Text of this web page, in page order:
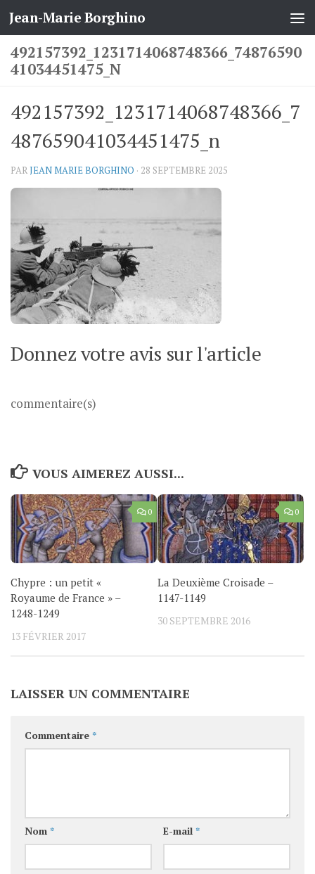
Skip to content
Jean-Marie Borghino
492157392_1231714068748366_74876590
41034451475_N
492157392_1231714068748366_7
487659041034451475_n
PARJEAN MARIE BORGHINO · 28 SEPTEMBRE 2025
Donnez votre avis sur l'article
commentaire(s)
VOUS AIMEREZ AUSSI...
0
Chypre : un petit «
Royaume de France » –
1248-1249
13 FÉVRIER 2017
0
La Deuxième Croisade –
1147-1149
30 SEPTEMBRE 2016
LAISSER UN COMMENTAIRE
Commentaire *
Nom * E-mail *